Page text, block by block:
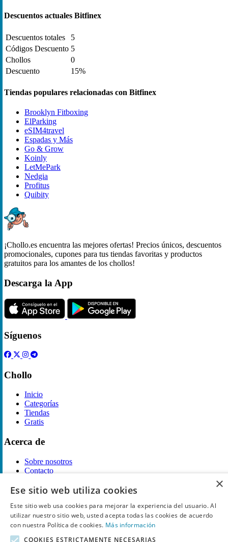
Descuentos actuales Bitfinex
Descuentos totales
5
Códigos Descuento 5
Chollos
0
Descuento
15%
Tiendas populares relacionadas con Bitfinex
Brooklyn Fitboxing
ElParking
eSIM4travel
Espadas y Más
Go & Grow
Koinly
LetMePark
Nedgia
Profitus
Quibity
¡Chollo.es encuentra las mejores ofertas! Precios únicos, descuentos
promocionales, cupones para tus tiendas favoritas y productos
gratuitos para los amantes de los chollos!
Descarga la App
Síguenos
Chollo
Inicio
Categorías
Tiendas
Gratis
Acerca de
Sobre nosotros
Contacto
Privacidad
Declaración de cookies
Términos y condiciones
×
Ese sitio web utiliza cookies
Este sitio web usa cookies para mejorar la experiencia del usuario. Al
utilizar nuestro sitio web, usted acepta todas las cookies de acuerdo
con nuestra Política de cookies. Más información
COOKIES ESTRICTAMENTE NECESARIAS